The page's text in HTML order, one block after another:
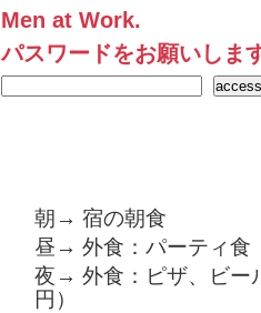
Men at Work.
パスワードをお願いしま
朝→ 宿の朝食
昼→ 外食：パーティ食
夜→ 外食：ピザ、ビー
円）